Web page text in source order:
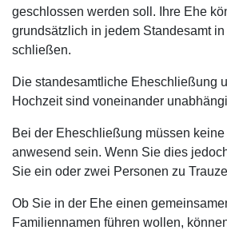
geschlossen werden soll. Ihre Ehe
grundsätzlich in jedem Standesamt
schließen.
Die standesamtliche Eheschließung
Hochzeit sind voneinander
Bei der Eheschließung müssen
anwesend sein. Wenn Sie dies
Sie ein oder zwei Personen zu
Ob Sie in der Ehe einen
Familiennamen führen wollen,